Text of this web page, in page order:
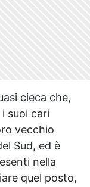
cieca che,
suoi cari
vecchio
Sud, ed è
nella
quel posto,